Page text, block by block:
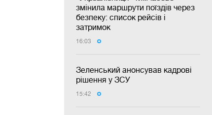
змінила маршрути поїздів через
безпеку: список рейсів і
затримок
16:03
Зеленський анонсував кадрові
рішення у ЗСУ
15:42